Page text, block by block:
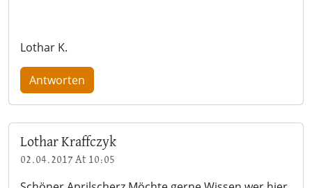
Lothar K.
Antworten
Lothar Kraffczyk
02.04.2017 At 10:05